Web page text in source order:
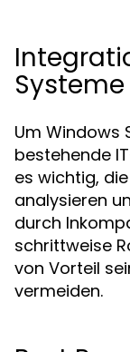
Systeme
Um Windows
bestehende
es wichtig,
analysieren
durch
schrittweise
von Vorteil
vermeiden.